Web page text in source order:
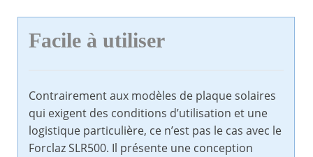
Facile à utiliser
Contrairement aux modèles de plaque solaires
qui exigent des conditions d’utilisation et une
logistique particulière, ce n’est pas le cas avec le
Forclaz SLR500. Il présente une conception